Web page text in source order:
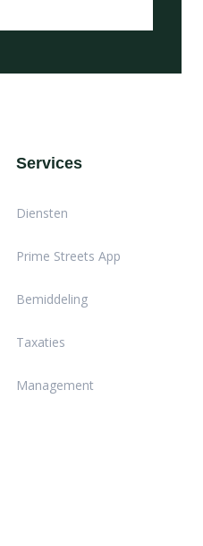
Services
Diensten
Prime Streets App
Bemiddeling
Taxaties
Management